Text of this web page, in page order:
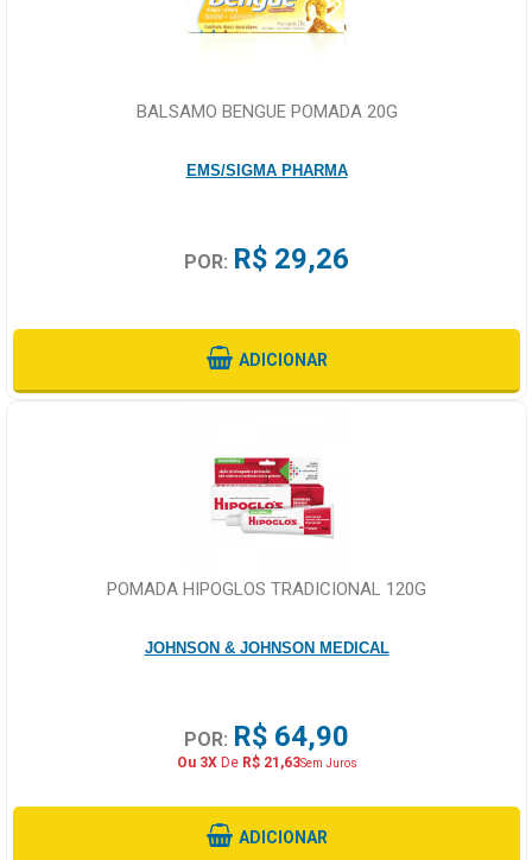
BALSAMO BENGUE POMADA 20G
EMS/SIGMA PHARMA
POR: R$ 29,26
ADICIONAR
POMADA HIPOGLOS TRADICIONAL 120G
JOHNSON & JOHNSON MEDICAL
POR: R$ 64,90
Ou 3XDe R$ 21,63Sem Juros
ADICIONAR